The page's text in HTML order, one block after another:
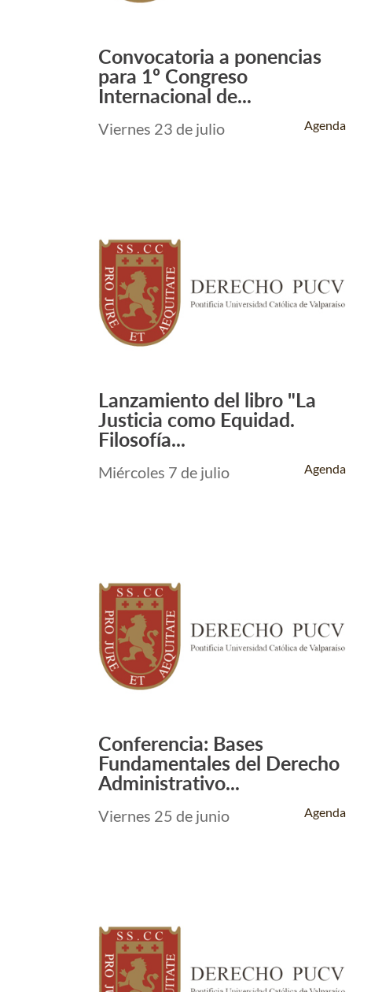
Leer Más +
Convocatoria a ponencias
para 1º Congreso
Internacional de...
Viernes 23 de julio Agenda
Leer Más +
Lanzamiento del libro "La
Justicia como Equidad.
Filosofía...
Miércoles 7 de julio Agenda
Leer Más +
Conferencia: Bases
Fundamentales del Derecho
Administrativo...
Viernes 25 de junio Agenda